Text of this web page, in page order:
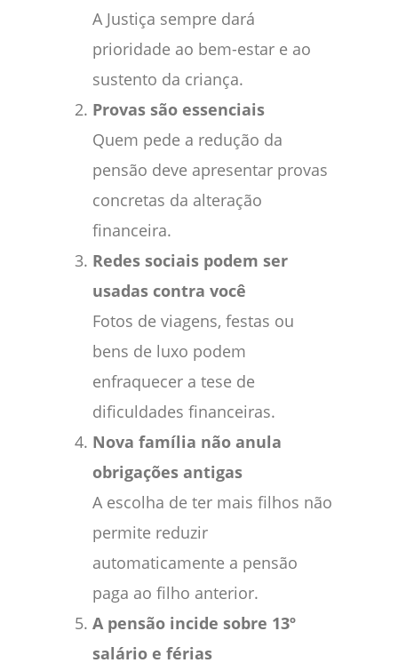
A Justiça sempre dará
prioridade ao bem-estar e ao
sustento da criança.
Provas são essenciais
Quem pede a redução da
pensão deve apresentar provas
concretas da alteração
financeira.
Redes sociais podem ser
usadas contra você
Fotos de viagens, festas ou
bens de luxo podem
enfraquecer a tese de
dificuldades financeiras.
Nova família não anula
obrigações antigas
A escolha de ter mais filhos não
permite reduzir
automaticamente a pensão
paga ao filho anterior.
A pensão incide sobre 13º
salário e férias